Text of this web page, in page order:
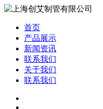
首页
产品展示
新闻资讯
联系我们
关于我们
联系我们